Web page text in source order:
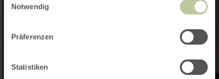
Notwendig
Präferenzen
Statistiken